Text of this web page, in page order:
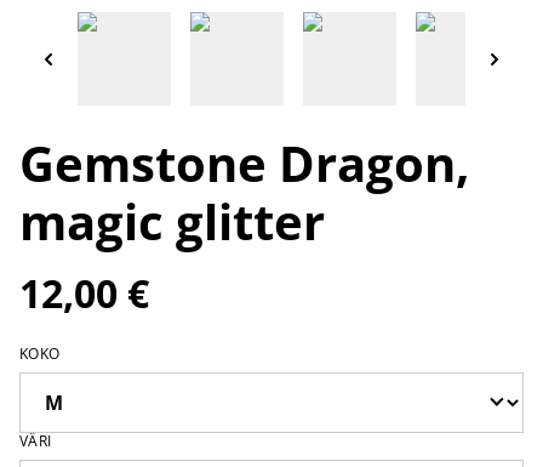
Gemstone Dragon,
magic glitter
12,00 €
KOKO
VÄRI